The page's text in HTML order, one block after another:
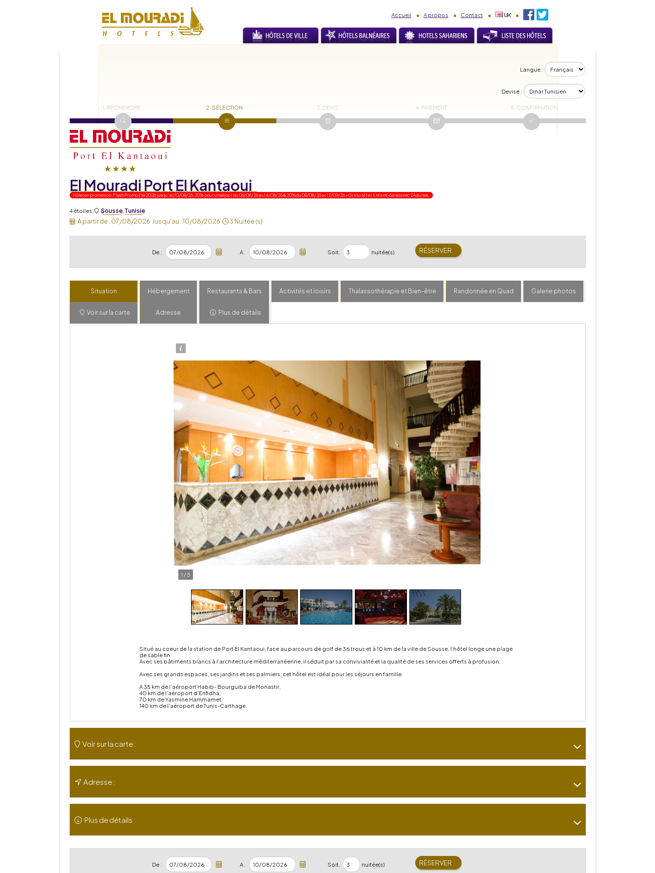
Accueil A propos Contact
Langue :
Devise :
1. RECHERCHE 2. SÉLECTION 3. DEVIS 4. PAIEMENT 5. CONFIRMATION
El Mouradi Port El Kantaoui
Hôtel en promotion: Flash Promo Eté 2026 jusqu'au 10/08/26, 20% pour un séjour du 06/08/26 au 14/08/26 & 20%du 08/08/26 au 12/09/26 + Gratuité 1 er Enfant(-6ans) avec 2Adultes .
4 étoiles Sousse, Tunisie
A partir de : 07/08/2026 Jusqu'au :10/08/2026 3 Nuitée (s)
De : A : Soit, nuitée(s)
Situation Hébergement Restaurants & Bars Activités et loisirs Thalassothérapie et Bien-être Randonnée en Quad Galerie photos
Voir sur la carte Adresse Plus de détails
1 /5
Situé au coeur de la station de Port El Kantaoui, face au parcours de golf de 36 trous et à 10 km de la ville de Sousse, l’hôtel longe une plage
de sable fin.
Avec ses bâtiments blancs à l’architecture méditerranéenne, il séduit par sa convivialité et la qualité de ses services offerts à profusion.
Avec ses grands espaces, ses jardins et ses palmiers, cet hôtel est idéal pour les séjours en famille.
A 35 km de l’aéroport Habib- Bourguiba de Monastir,
40 km de l’aéroport d’Enfidha,
70 km de Yasmine Hammamet
140 km de l’aéroport de Tunis-Carthage.
Voir sur la carte :
Adresse :
Plus de détails :
De : A : Soit, nuitée(s)